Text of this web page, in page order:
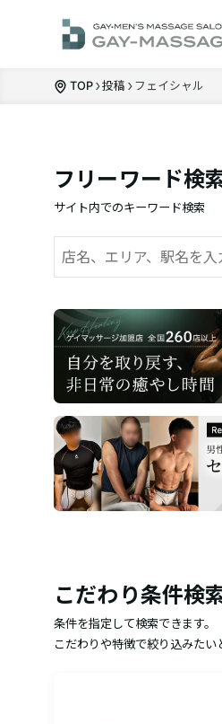
TOP 投稿 フェイシャル
フリーワード検
サイト内でのキーワード検索
検
索
こだわり条件検
条件を指定して検索できます。
こだわりや特徴で絞り込みたい